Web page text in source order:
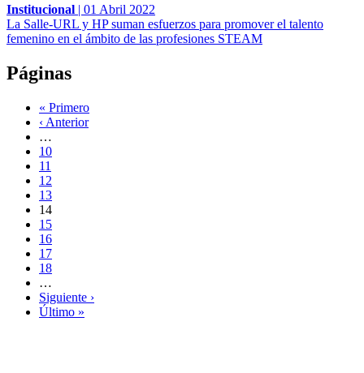
Institucional | 01 Abril 2022
La Salle-URL y HP suman esfuerzos para promover el talento
femenino en el ámbito de las profesiones STEAM
Páginas
« Primero
‹ Anterior
…
10
11
12
13
14
15
16
17
18
…
Siguiente ›
Último »